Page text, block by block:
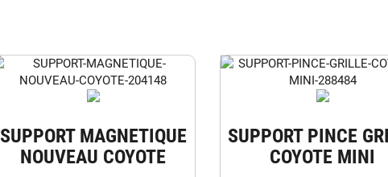
SUPPORT MAGNETIQUE
NOUVEAU COYOTE
SUPPORT PINCE
COYOTE MINI